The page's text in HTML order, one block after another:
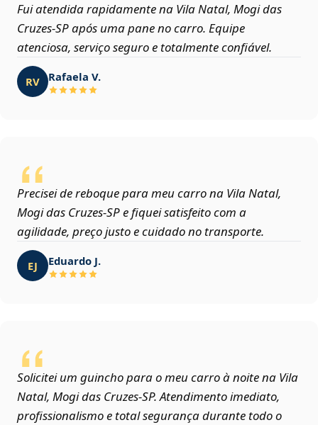
Fui atendida rapidamente na Vila Natal, Mogi das
Cruzes‑SP após uma pane no carro. Equipe
atenciosa, serviço seguro e totalmente confiável.
RV Rafaela V.
Precisei de reboque para meu carro na Vila Natal,
Mogi das Cruzes‑SP e fiquei satisfeito com a
agilidade, preço justo e cuidado no transporte.
EJ Eduardo J.
Solicitei um guincho para o meu carro à noite na Vila
Natal, Mogi das Cruzes‑SP. Atendimento imediato,
profissionalismo e total segurança durante todo o